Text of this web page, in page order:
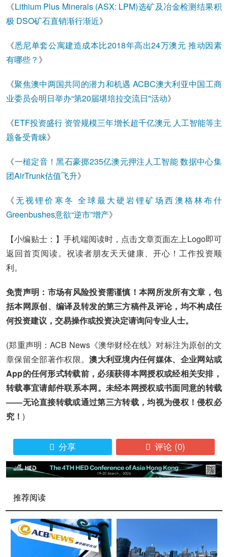
《Lithium Plus Minerals (ASX: LPM)选矿及冶金检测结果积
极 DSO矿石直销渐行渐近》
《悉尼单套公寓建造成本比2018年高出24万澳元 推动因素
有哪些？ 》
《聚焦澳中两国共同的潜力和机遇 ACBC澳大利亚中国工商
业委员会明日举办“第20届堪培拉交流日"活动》
《ETF投资盛行 资管规模三年增长超千亿澳元 人工智能等主
题备受青睐》
《一槌定音！黑石豪掷235亿澳元押注人工智能 数据中心集
团AirTrunk估值飞升》
《无视锂价寒冬 全球最大硬岩锂矿场西澳格林布什
Greenbushes意欲“逆市”增产》
【小编贴士：】手机端阅读时，点击文章页面左上Logo即可
返回首页阅读。祝读者朋友天天健康、开心！工作投资顺
利。
免责声明：市场有风险投资需谨慎！本网所发所有文章，包
括本网原创、编译及转发的第三方稿件及评论，均不构成任
何投资建议，交易操作或投资决定请询问专业人士。
(郑重声明：ACB News《澳华财经在线》对标注为原创的文
章保留全部著作权限。澳大利亚境内任何媒体、企业网站或
App的任何形式转载前，必须获得本网授权或经相关安排，
转载事宜请邮件联系本网。未经本网授权或书面同意的转载
——无论直接转载或通过第三方转载，均视为侵权！侵权必
究！)
 分享  评论 (0)
推荐阅读